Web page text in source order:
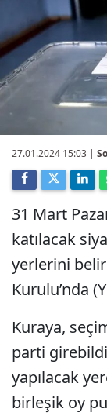
27.01.2024 15:03 |
31 Mart
katılacak
yerlerini
Kurulu’nda
Kuraya,
parti
yapılacak
birleşik oy